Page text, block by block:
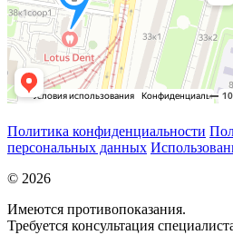
Политика конфиденциальности
персональных данных
© 2026
Имеются противопоказания.
Требуется консультация